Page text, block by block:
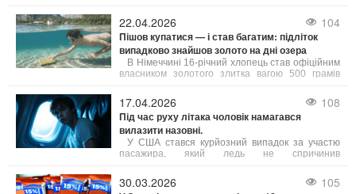
встановили. На нього склали адміністративний
протокол за ст. 173 КУпАП – дрібне хуліганство.
22.04.2026 104
Пішов купатися — і став багатим: підліток
випадково знайшов золото на дні озера
В Німеччині 16-річний хлопець став офіційним
власником золотого злитка вагою 500 грамів
17.04.2026 108
Під час руху літака чоловік намагався
вилазити назовні.
У США стався курйозний випадок за участю
пасажира, який ледь не спричинив
посадковій смузі чоловік раптово відчинив
аварійні двері та намагався вилазити назовні.
30.03.2026 105